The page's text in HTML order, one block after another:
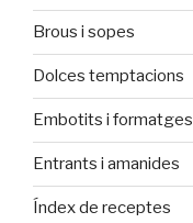
Brous i sopes
Dolces temptacions
Embotits i formatges
Entrants i amanides
Índex de receptes